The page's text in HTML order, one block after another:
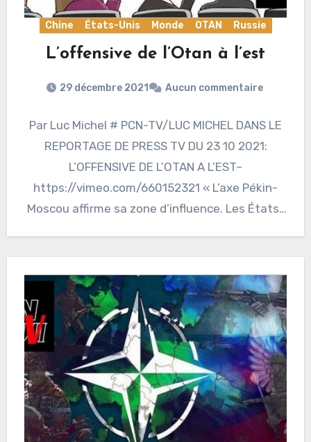
Chine États-Unis Monde OTAN Russie
L’offensive de l’Otan à l’est
29 décembre 2021 Aucun commentaire
Par Luc Michel # PCN-TV/LUC MICHEL DANS LE
REPORTAGE DE PRESS TV DU 23 10 2021:
L’OFFENSIVE DE L’OTAN A L’EST–
https://vimeo.com/660152321 « L’axe Pékin-
Moscou affirme sa zone d’influence. Les États-